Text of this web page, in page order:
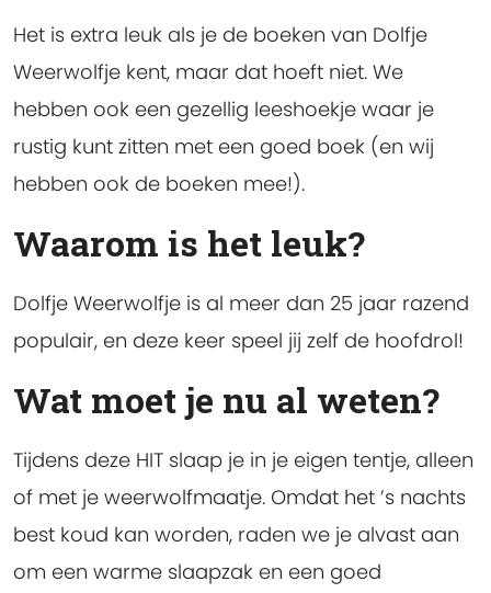
Het is extra leuk als je de boeken van Dolfje
Weerwolfje kent, maar dat hoeft niet. We
hebben ook een gezellig leeshoekje waar je
rustig kunt zitten met een goed boek (en wij
hebben ook de boeken mee!).
Waarom is het leuk?
Dolfje Weerwolfje is al meer dan 25 jaar razend
populair, en deze keer speel jij zelf de hoofdrol!
Wat moet je nu al weten?
Tijdens deze HIT slaap je in je eigen tentje, alleen
of met je weerwolfmaatje. Omdat het ’s nachts
best koud kan worden, raden we je alvast aan
om een warme slaapzak en een goed